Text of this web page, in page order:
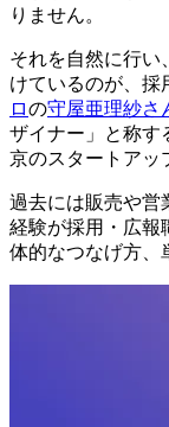
りません。
それを自然に行い
けているのが、採
ロの守屋亜理紗さ
ザイナー」と称す
京のスタートアッ
過去には販売や営
経験が採用・広報
体的なつなげ方、